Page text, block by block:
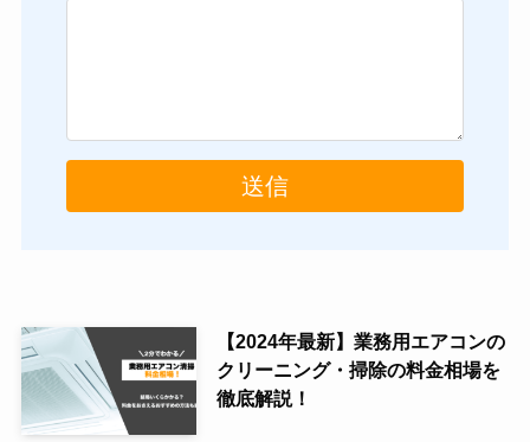
【2024年最新】業務用エアコンの
クリーニング・掃除の料金相場を
徹底解説！